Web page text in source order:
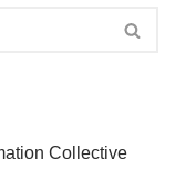
Collective